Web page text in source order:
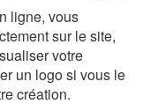
ligne, vous
sur le site,
votre
un logo si vous le
création.